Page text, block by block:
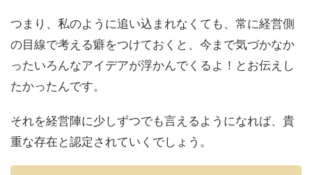
つまり、私のように追い込まれなくても、常に経営側
の目線で考える癖をつけておくと、今まで気づかなか
ったいろんなアイデアが浮かんでくるよ！とお伝えし
たかったんです。
それを経営陣に少しずつでも言えるようになれば、貴
重な存在と認定されていくでしょう。